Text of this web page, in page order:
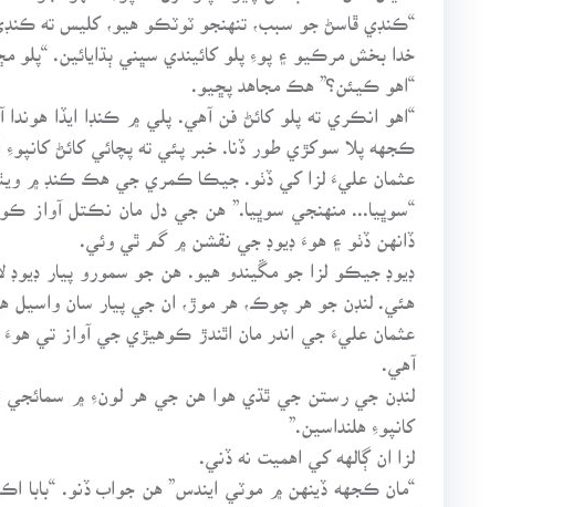
“ڪنڊي ڦاسڻ جو سبب، تنهنجو ٽوٽڪو هيو، کليس ته
خدا بخش مرڪيو ۽ پوءِ پلو کائيندي سڀني ٻڌايائين. “پلو
“اهو ڪيئن؟” هڪ مجاهد پڇيو.
“اهو انڪري ته پلو کائڻ فن آهي. پلي ۾ ڪنڊا ايڏا
ڪجهه پلا سوکڙي طور ڏنا. خبر پئي ته پچائي کائڻ
عثمان عليءَ لزا کي ڏٺو. جيڪا ڪمري جي هڪ ڪنڊ ۾
“سوڀيا... منهنجي سوڀيا.” هن جي دل مان نڪتل آواز
ڏانهن ڏٺو ۽ هوءَ ڊيوڊ جي نقشن ۾ گم ٿي وئي.
ڊيوڊ جيڪو لزا جو مڱيندو هيو. هن جو سمورو پيار
هئي. لنڊن جو هر چوڪ، هر موڙ، ان جي پيار سان واسيل
عثمان عليءَ جي اندر مان اٿندڙ ڪوهيڙي جي آواز تي
آهي.
لنڊن جي رستن جي ٿڌي هوا هن جي هر لونءِ ۾ سمائجي
کانپوءِ هلنداسين.”
لزا ان ڳالهه کي اهميت نه ڏني.
“مان ڪجهه ڏينهن ۾ موٽي ايندس” هن جواب ڏنو.